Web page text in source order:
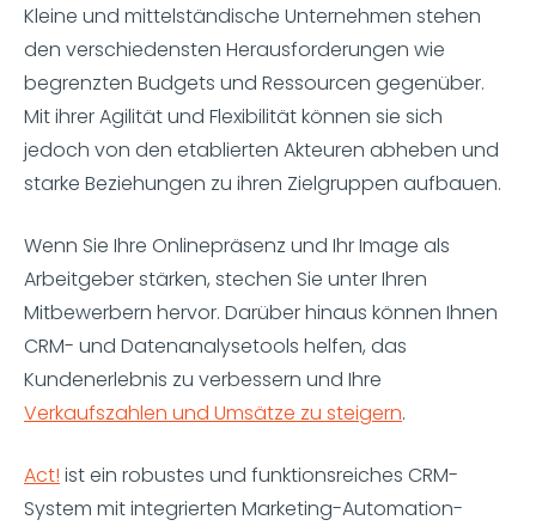
Kleine und mittelständische Unternehmen stehen
den verschiedensten Herausforderungen wie
begrenzten Budgets und Ressourcen gegenüber.
Mit ihrer Agilität und Flexibilität können sie sich
jedoch von den etablierten Akteuren abheben und
starke Beziehungen zu ihren Zielgruppen aufbauen.
Wenn Sie Ihre Onlinepräsenz und Ihr Image als
Arbeitgeber stärken, stechen Sie unter Ihren
Mitbewerbern hervor. Darüber hinaus können Ihnen
CRM- und Datenanalysetools helfen, das
Kundenerlebnis zu verbessern und Ihre
Verkaufszahlen und Umsätze zu steigern.
Act! ist ein robustes und funktionsreiches CRM-
System mit integrierten Marketing-Automation-